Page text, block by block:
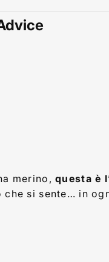
merino,questa è
si sente… in